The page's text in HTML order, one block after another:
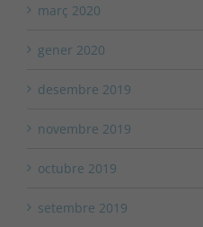
març 2020
gener 2020
desembre 2019
novembre 2019
octubre 2019
setembre 2019